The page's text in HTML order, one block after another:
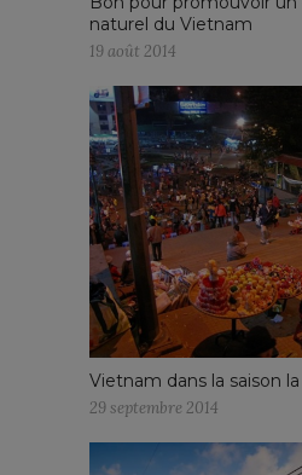
naturel du Vietnam
19 août 2014
Vietnam dans la saison
29 septembre 2014